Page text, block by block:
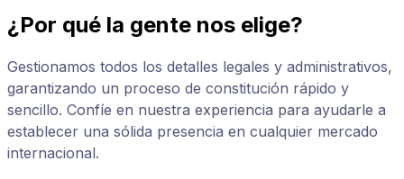
¿Por qué la gente nos elige?
Gestionamos todos los detalles legales y administrativos,
garantizando un proceso de constitución rápido y
sencillo. Confíe en nuestra experiencia para ayudarle a
establecer una sólida presencia en cualquier mercado
internacional.